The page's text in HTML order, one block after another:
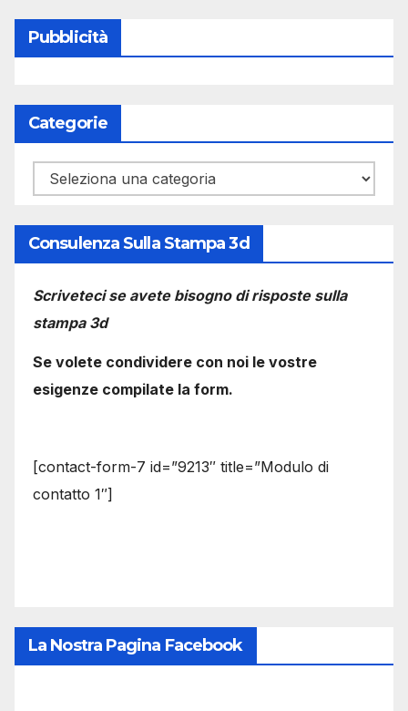
Pubblicità
Categorie
Categorie
Consulenza Sulla Stampa 3d
Scriveteci se avete bisogno di risposte sulla
stampa 3d
Se volete condividere con noi le vostre
esigenze compilate la form.
[contact-form-7 id=”9213″ title=”Modulo di
contatto 1″]
La Nostra Pagina Facebook